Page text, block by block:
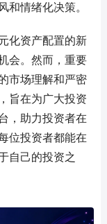
和情绪化决策。
化资产配置的新
会。然而，重要
市场理解和严密
旨在为广大投资
，助力投资者在
位投资者都能在
自己的投资之